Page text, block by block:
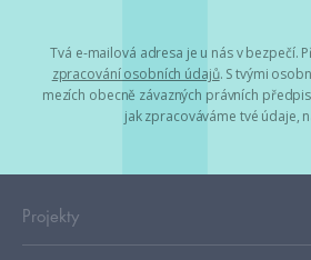
Tvá e-mailová adresa je u nás v bezpečí.
zpracování osobních údajů. S tvými
mezích obecně závazných právních
jak zpracováváme tvé údaje,
Projekty